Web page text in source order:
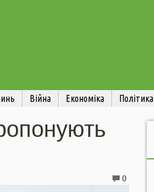
Війна Економіка Політика
0